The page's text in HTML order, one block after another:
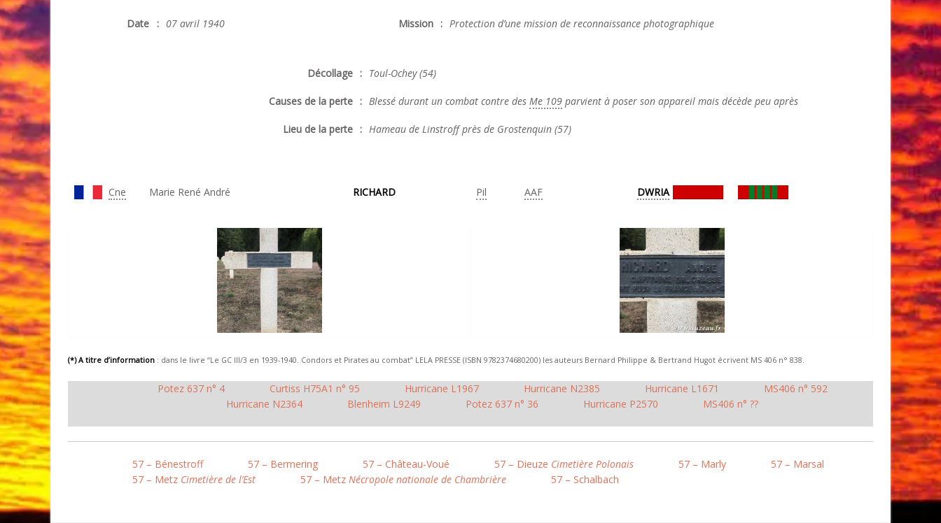
Date : 07 avril 1940 Mission : Protection d’une mission de reconnaissance photographique
Décollage : Toul-Ochey (54)
Causes de la perte : Blessé durant un combat contre des Me 109 parvient à poser son appareil mais décède peu après
Lieu de la perte : Hameau de Linstroff près de Grostenquin (57)
Cne Marie René André RICHARD Pil AAF DWRIA
(*) A titre d’information : dans le livre “Le GC III/3 en 1939-1940. Condors et Pirates au combat” LELA PRESSE (ISBN 9782374680200) les auteurs Bernard Philippe & Bertrand Hugot écrivent MS 406 n° 838.
Potez 637 n° 4 Curtiss H75A1 n° 95 Hurricane L1967 Hurricane N2385 Hurricane L1671
MS406 n° 592
Hurricane N2364
Blenheim L9249 Potez 637 n° 36 Hurricane P2570 MS406 n° ??
57 – Bénestroff 57 – Bermering 57 – Château-Voué 57 – Dieuze Cimetière Polonais 57 – Marly
57 – Marsal
57 – Metz Cimetière de l’Est 57 – Metz Nécropole nationale de Chambrière 57 – Schalbach